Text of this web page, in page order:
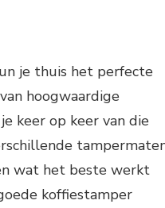
je thuis het perfecte
hoogwaardige
keer op keer van die
wat het beste werkt
koffiestamper